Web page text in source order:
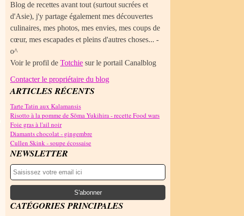
Blog de recettes avant tout (surtout sucrées et
d'Asie), j'y partage également mes découvertes
culinaires, mes photos, mes envies, mes coups de
cœur, mes escapades et pleins d'autres choses... -
o^
Voir le profil de Totchie sur le portail Canalblog
Contacter le propriétaire du blog
ARTICLES RÉCENTS
Tarte Tatin aux Kalamansis
Risotto à la pomme de Sōma Yukihira - recette Food wars
Foie gras à l'ail noir
Diamants chocolat - gingembre
Cullen Skink - soupe écossaise
NEWSLETTER
CATÉGORIES PRINCIPALES